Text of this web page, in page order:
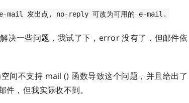
mail 发出点, no-reply 可改为可用的 e-mail.
决一些问题，我试了下，error 没有了，但邮件依
间不支持 mail () 函数导致这个问题，并且给出了
，但我实际收不到。